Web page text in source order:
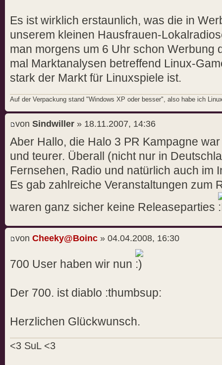
Es ist wirklich erstaunlich, was die in
unserem kleinen Hausfrauen-
man morgens um 6 Uhr schon Werbung
mal Marktanalysen betreffend Linux-
stark der Markt für Linuxspiele ist.
Auf der Verpackung stand "Windows XP oder besser", also habe ich
von Sindwiller » 18.11.2007, 14:36
Aber Hallo, die Halo 3 PR Kampagne
und teurer. Überall (nicht nur in
Fernsehen, Radio und natürlich auch im
Es gab zahlreiche Veranstaltungen zum
waren ganz sicher keine Releaseparties
von Cheeky@Boinc » 04.04.2008, 16:30
700 User haben wir nun
Der 700. ist diablo :thumbsup:
Herzlichen Glückwunsch.
<3 SuL <3